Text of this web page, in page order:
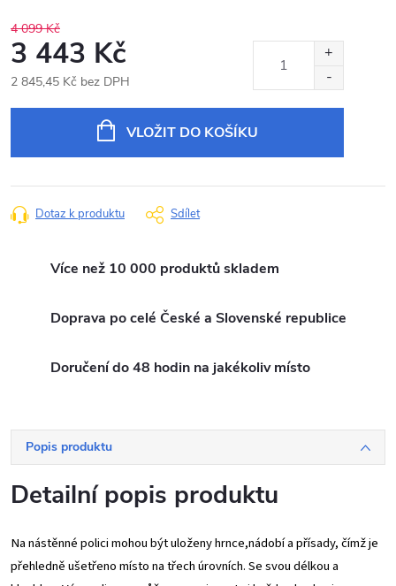
4 099 Kč
3 443 Kč
2 845,45 Kč bez DPH
VLOŽIT DO KOŠÍKU
Dotaz k produktu Sdílet
Více než 10 000 produktů skladem
Doprava po celé České a Slovenské republice
Doručení do 48 hodin na jakékoliv místo
Popis produktu
Detailní popis produktu
Na nástěnné polici mohou být uloženy hrnce,nádobí a přísady, čímž je
přehledně ušetřeno místo na třech úrovních. Se svou délkou a